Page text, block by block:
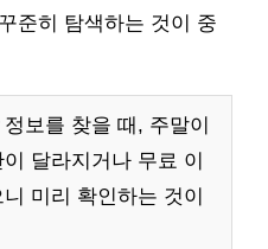
준히 탐색하는 것이 중
정보를 찾을 때, 주말이
달라지거나 무료 이
미리 확인하는 것이